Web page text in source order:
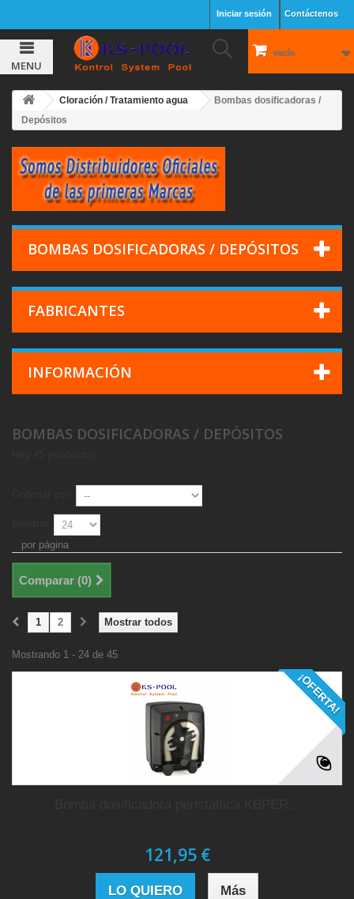
Contáctenos
Iniciar sesión
vacío
MENU
Cloración / Tratamiento agua
Bombas dosificadoras /
Depósitos
BOMBAS DOSIFICADORAS / DEPÓSITOS
FABRICANTES
INFORMACIÓN
BOMBAS DOSIFICADORAS / DEPÓSITOS
por página
Comparar (0)
Mostrar todos
1 2
Mostrando 1 - 24 de 45
¡OFERTA!
121,95 €
LO QUIERO Más